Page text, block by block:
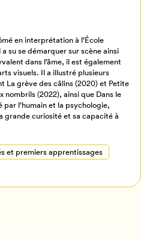
en interprétation à l’École
su se démarquer sur scène ainsi
dans l’âme, il est également
visuels. Il a illustré plusieurs
La grève des câlins (2020) et Petite
nombrils (2022), ainsi que Dans le
l’humain et la psychologie,
grande curiosité et sa capacité à
et premiers apprentissages
profil